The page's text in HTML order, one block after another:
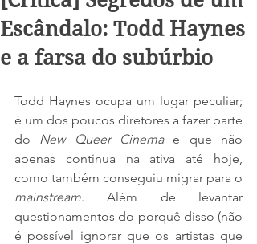
Escândalo: Todd Haynes
e a farsa do subúrbio
Todd Haynes ocupa um lugar peculiar;
é um dos poucos diretores a fazer parte
do New Queer Cinema e que não
apenas continua na ativa até hoje,
mainstream. Além de levantar
questionamentos do porquê disso (não
é possível ignorar que os artistas que